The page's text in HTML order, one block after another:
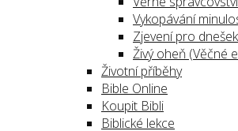
Vykopávání
Zjevení pro dnešek
Živý oheň (Věčné
Životní příběhy
Bible Online
Koupit Bibli
Biblické lekce